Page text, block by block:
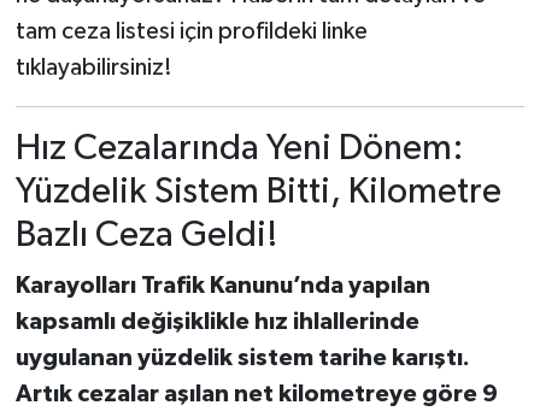
tam ceza listesi için profildeki linke
tıklayabilirsiniz!
Hız Cezalarında Yeni Dönem:
Yüzdelik Sistem Bitti, Kilometre
Bazlı Ceza Geldi!
Karayolları Trafik Kanunu’nda yapılan
kapsamlı değişiklikle hız ihlallerinde
uygulanan yüzdelik sistem tarihe karıştı.
Artık cezalar aşılan net kilometreye göre 9